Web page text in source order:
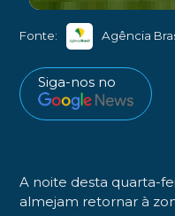
Fonte: Agência
Siga-nos no
A noite desta quarta-
almejam retornar à